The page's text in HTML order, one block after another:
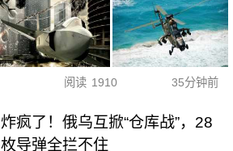
阅读 1910 35分钟前
炸疯了！俄乌互掀“仓库战”，28
枚导弹全拦不住